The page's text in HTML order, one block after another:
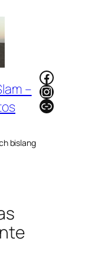
–
bislang
Link